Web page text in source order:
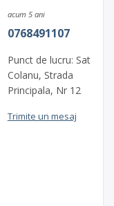
acum 5 ani
0768491107
Punct de lucru: Sat
Colanu, Strada
Principala, Nr 12
Trimite un mesaj